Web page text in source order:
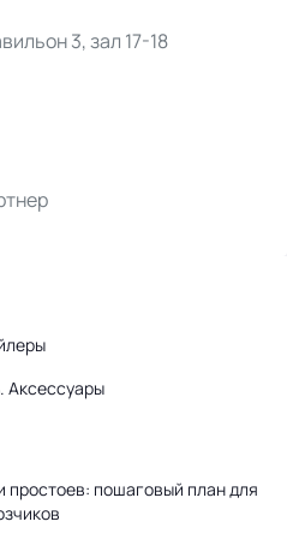
3, зал 17-18
Аксессуары
пошаговый план для